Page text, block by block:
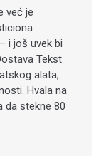
već je
i još uvek bi
Tekst
alata,
Hvala na
da stekne 80